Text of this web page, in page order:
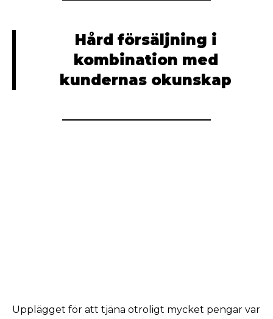
Hård försäljning i
kombination med
kundernas okunskap
Upplägget för att tjäna otroligt mycket pengar var